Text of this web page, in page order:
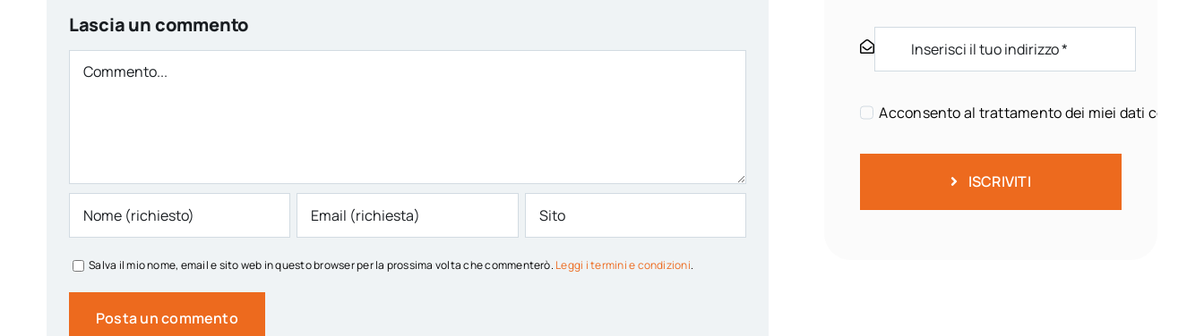
Lascia un commento
Comment
Salva il mio nome, email e sito web in questo browser per la prossima volta che commenterò. Leggi i termini e condizioni.
Acconsento al trattamento dei miei dati come
ISCRIVITI